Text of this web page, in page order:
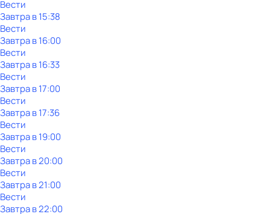
Вести
Завтра в 15:38
Вести
Завтра в 16:00
Вести
Завтра в 16:33
Вести
Завтра в 17:00
Вести
Завтра в 17:36
Вести
Завтра в 19:00
Вести
Завтра в 20:00
Вести
Завтра в 21:00
Вести
Завтра в 22:00